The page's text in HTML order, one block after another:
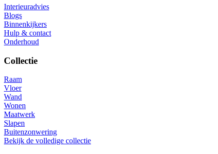
Interieuradvies
Blogs
Binnenkijkers
Hulp & contact
Onderhoud
Collectie
Raam
Vloer
Wand
Wonen
Maatwerk
Slapen
Buitenzonwering
Bekijk de volledige collectie